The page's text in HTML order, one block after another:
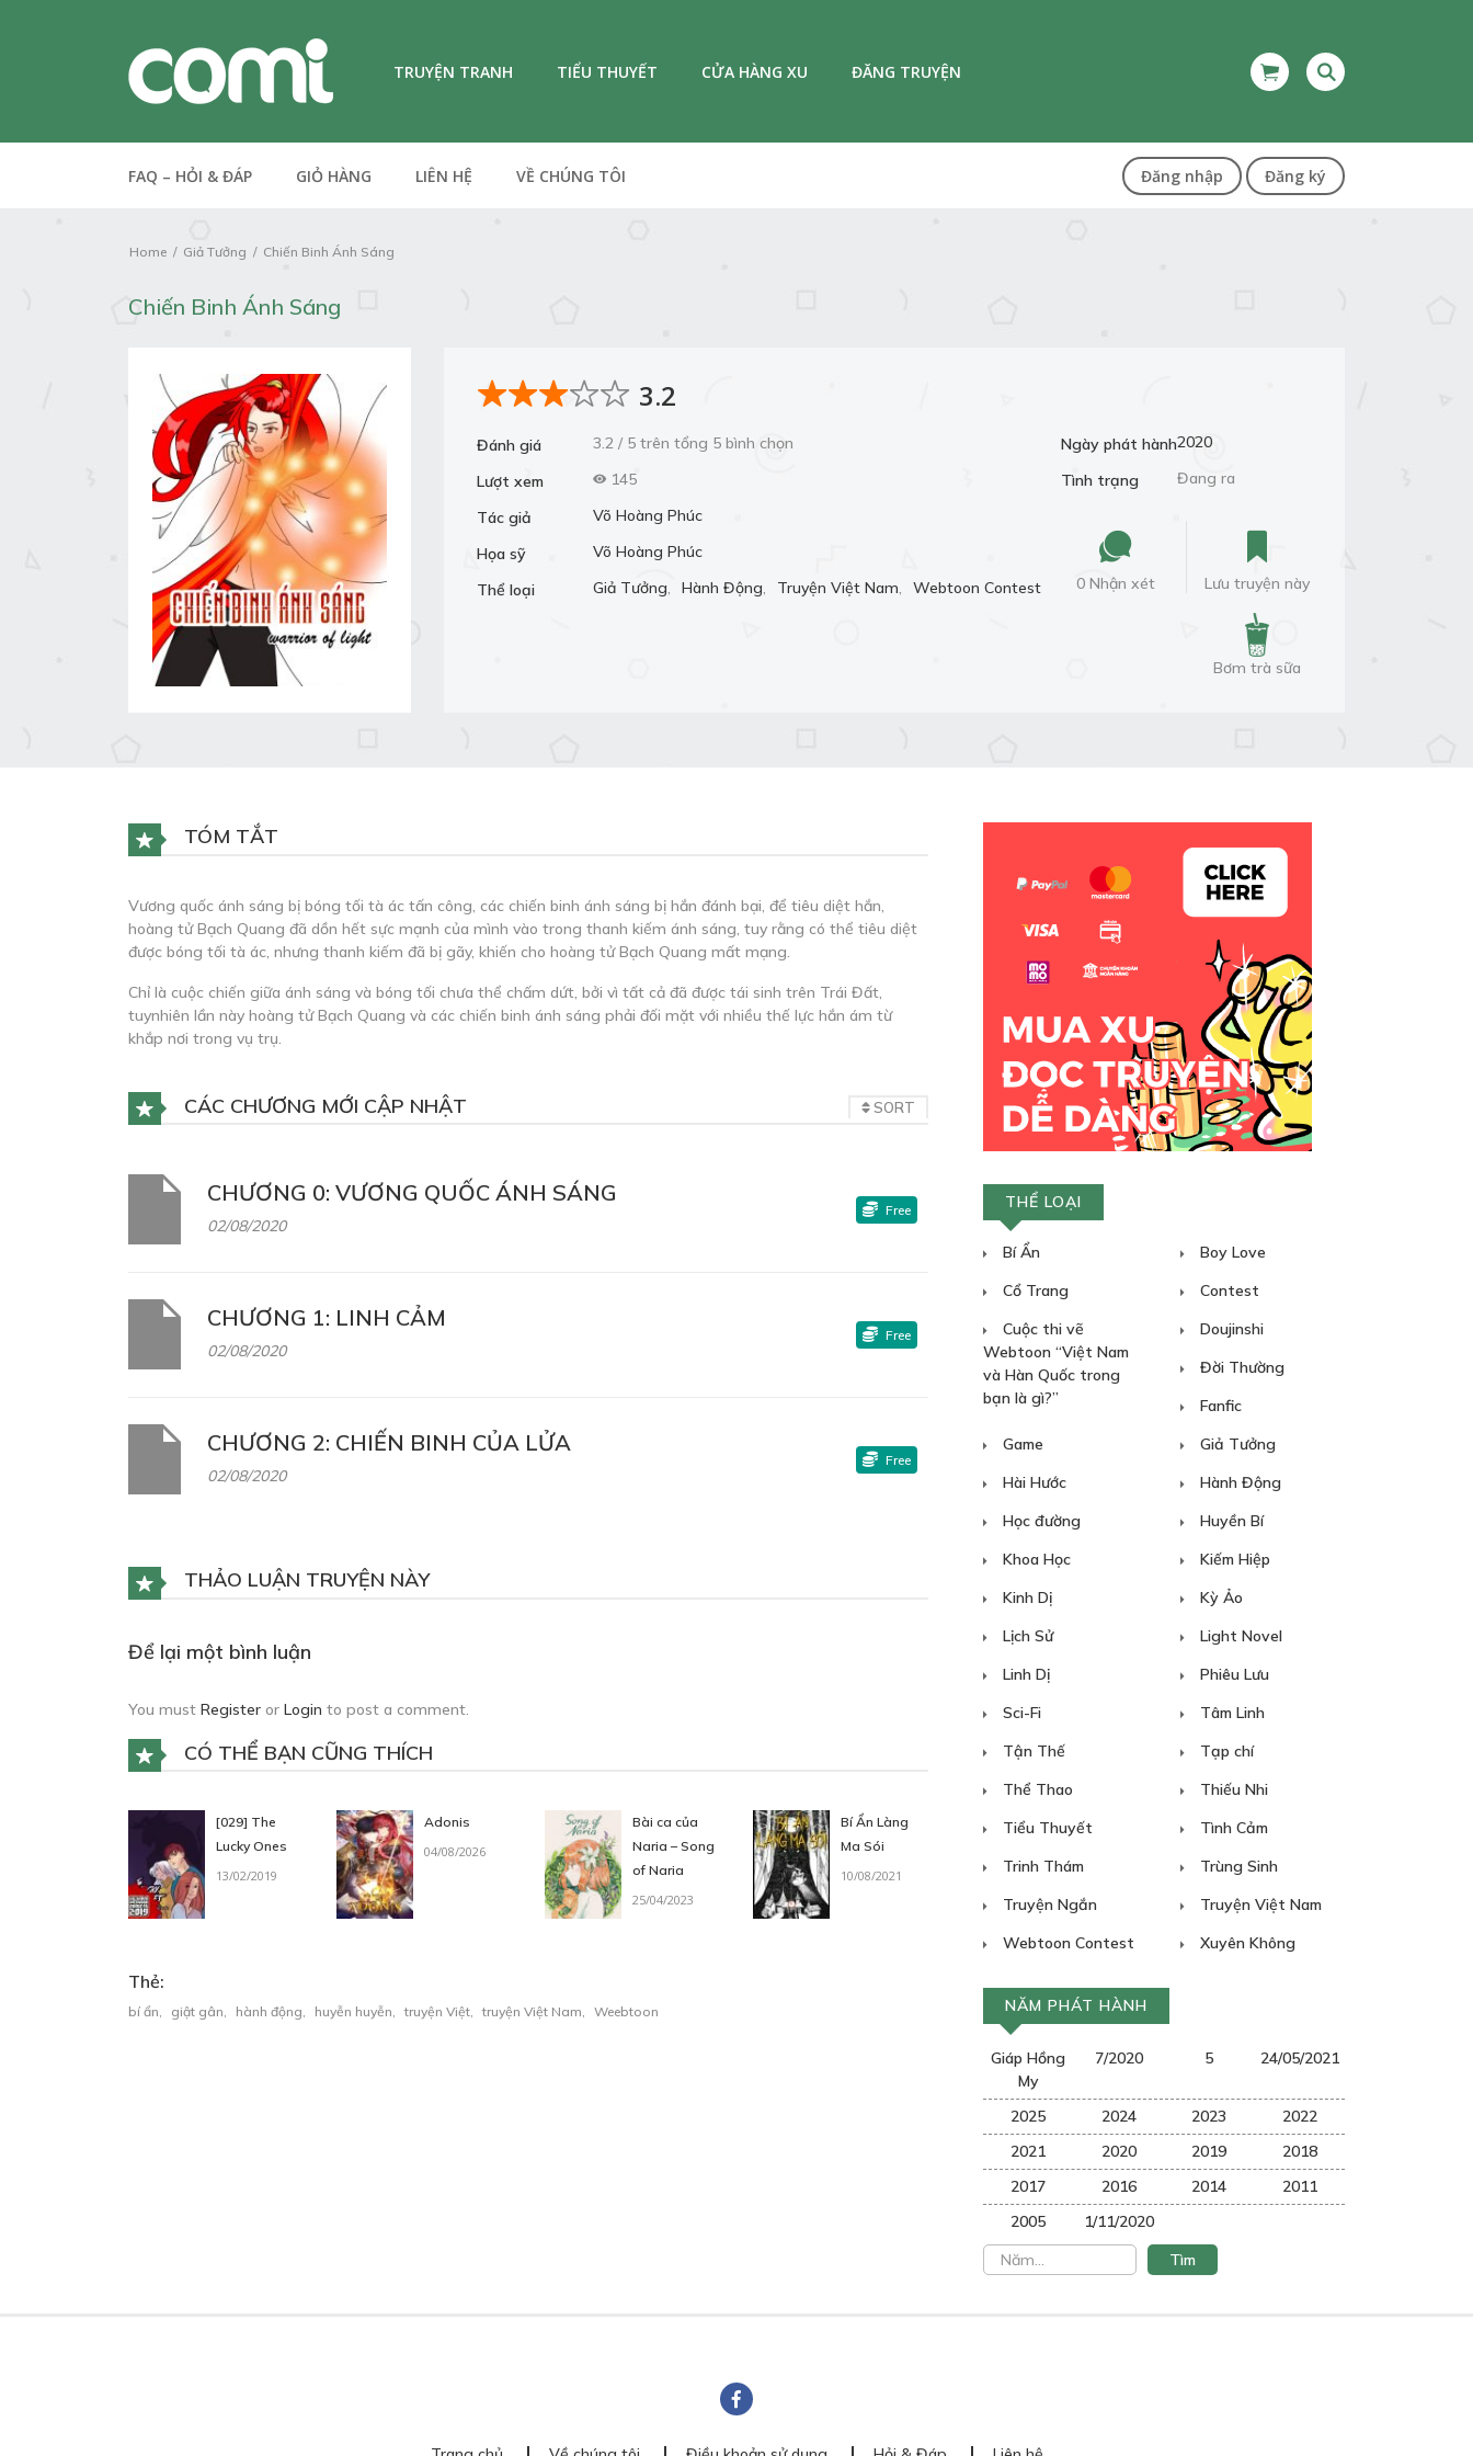
TRUYỆN TRANH TIỂU THUYẾT CỬA HÀNG XU ĐĂNG TRUYỆN
FAQ – HỎI & ĐÁP GIỎ HÀNG LIÊN HỆ VỀ CHÚNG TÔI Đăng nhập Đăng ký
Home Giả Tưởng Chiến Binh Ánh Sáng
Chiến Binh Ánh Sáng
3.2
Đánh giá
3.2 / 5 trên tổng 5 bình chọn
Lượt xem
145
Tác giả
Võ Hoàng Phúc
Họa sỹ
Võ Hoàng Phúc
Thể loại
Giả Tưởng, Hành Động, Truyện Việt Nam, Webtoon Contest
Ngày phát hành2020
Tình trạng
Đang ra
0 Nhận xét Lưu truyện này
Bơm trà sữa
TÓM TẮT
Vương quốc ánh sáng bị bóng tối tà ác tấn công, các chiến binh ánh sáng bị hắn đánh bại, để tiêu diệt hắn,
hoàng tử Bạch Quang đã dồn hết sực mạnh của mình vào trong thanh kiếm ánh sáng, tuy rằng có thể tiêu diệt
được bóng tối tà ác, nhưng thanh kiếm đã bị gãy, khiến cho hoàng tử Bạch Quang mất mạng.
Chỉ là cuộc chiến giữa ánh sáng và bóng tối chưa thể chấm dứt, bởi vì tất cả đã được tái sinh trên Trái Đất,
tuynhiên lần này hoàng tử Bạch Quang và các chiến binh ánh sáng phải đối mặt với nhiều thế lực hắn ám từ
khắp nơi trong vụ trụ.
CÁC CHƯƠNG MỚI CẬP NHẬT SORT
CHƯƠNG 0: VƯƠNG QUỐC ÁNH SÁNG
02/08/2020
Free
CHƯƠNG 1: LINH CẢM
02/08/2020
Free
CHƯƠNG 2: CHIẾN BINH CỦA LỬA
02/08/2020
Free
THẢO LUẬN TRUYỆN NÀY
Để lại một bình luận
You must Register or Login to post a comment.
CÓ THỂ BẠN CŨNG THÍCH
[029] The
Lucky Ones
13/02/2019
Adonis
04/08/2026
Bài ca của
Naria – Song
of Naria
25/04/2023
Bí Ẩn Làng
Ma Sói
10/08/2021
Thẻ:
bí ẩn giật gân hành động huyễn huyễn truyện Việt truyện Việt Nam Weebtoon
THỂ LOẠI
Bí Ẩn
Boy Love
Cổ Trang
Contest
Cuộc thi vẽ
Webtoon “Việt Nam
và Hàn Quốc trong
bạn là gì?”
Doujinshi
Đời Thường
Fanfic
Game
Giả Tưởng
Hài Hước
Hành Động
Học đường
Huyền Bí
Khoa Học
Kiếm Hiệp
Kinh Dị
Kỳ Ảo
Lịch Sử
Light Novel
Linh Dị
Phiêu Lưu
Sci-Fi
Tâm Linh
Tận Thế
Tạp chí
Thể Thao
Thiếu Nhi
Tiểu Thuyết
Tình Cảm
Trinh Thám
Trùng Sinh
Truyện Ngắn
Truyện Việt Nam
Webtoon Contest
Xuyên Không
NĂM PHÁT HÀNH
Giáp Hồng
My
7/2020 5 24/05/2021
2025 2024 2023
2022
2021
2020 2019
2018
2017
2016 2014
2011
2005
1/11/2020